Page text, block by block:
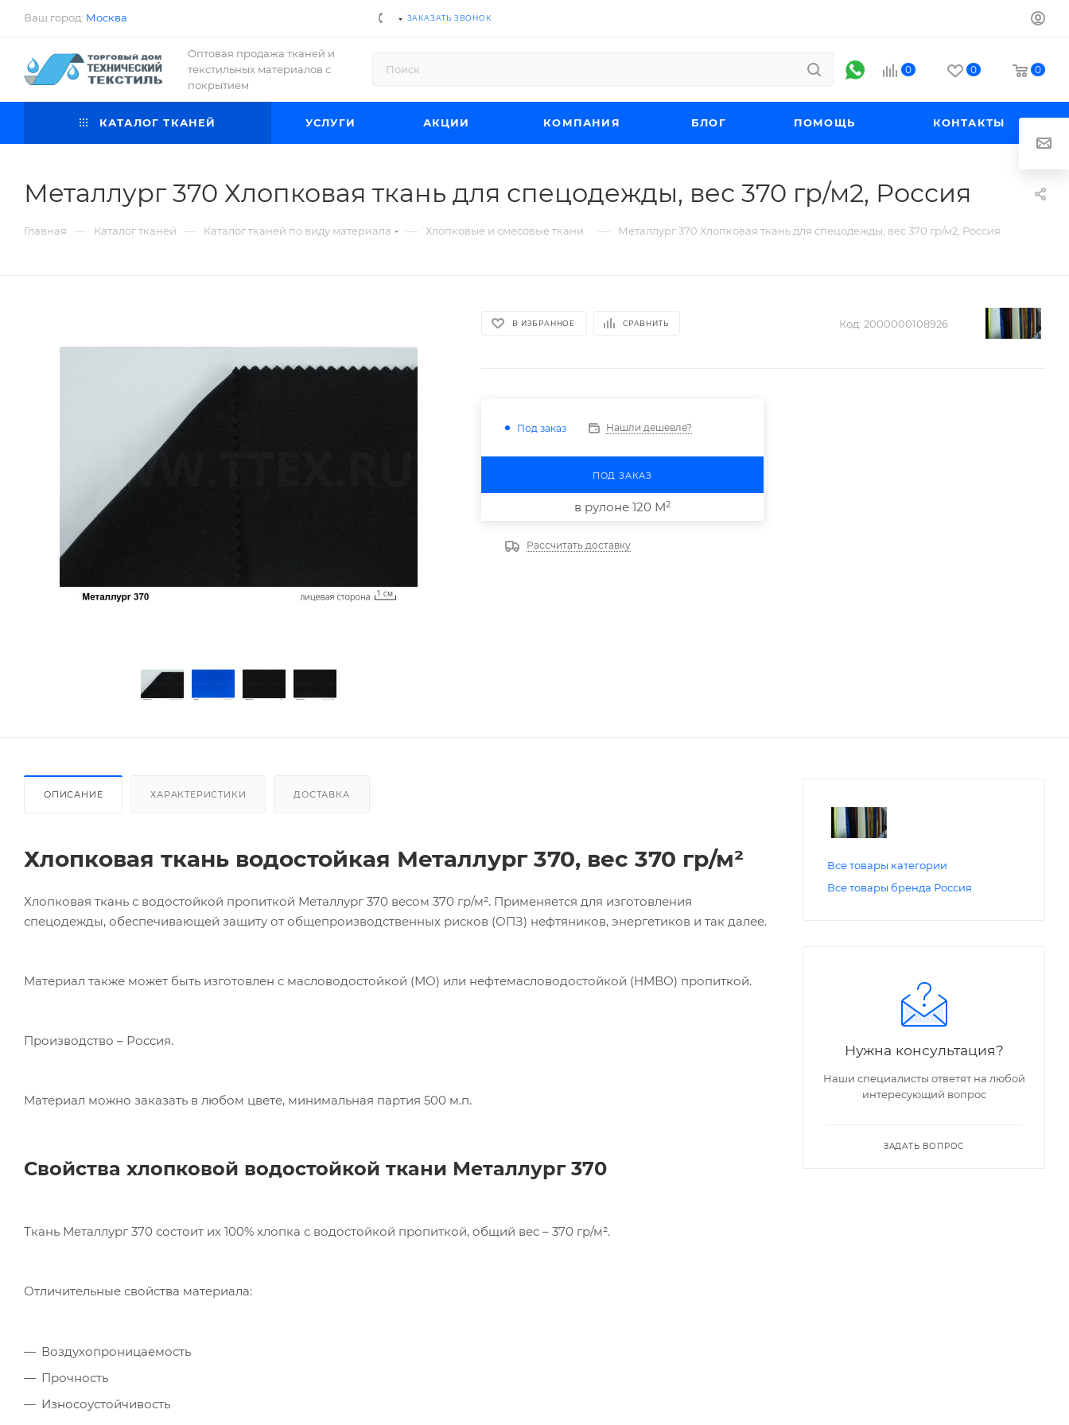
Ваш город: Москва ЗАКАЗАТЬ ЗВОНОК
Оптовая продажа тканей и
текстильных материалов с
покрытием
0 0 0
КАТАЛОГ ТКАНЕЙ УСЛУГИ АКЦИИ КОМПАНИЯ БЛОГ ПОМОЩЬ КОНТАКТЫ
Металлург 370 Хлопковая ткань для спецодежды, вес 370 гр/м2, Россия
Главная — Каталог тканей — Каталог тканей по виду материала — Хлопковые и смесовые ткани — Металлург 370 Хлопковая ткань для спецодежды, вес 370 гр/м2, Россия
В ИЗБРАННОЕ СРАВНИТЬ Код: 2000000108926
Под заказ Нашли дешевле?
ПОД ЗАКАЗ
в рулоне 120 М2
Рассчитать доставку
ОПИСАНИЕ ХАРАКТЕРИСТИКИ ДОСТАВКА
Хлопковая ткань водостойкая Металлург 370, вес 370 гр/м²
Хлопковая ткань с водостойкой пропиткой Металлург 370 весом 370 гр/м². Применяется для изготовления
спецодежды, обеспечивающей защиту от общепроизводственных рисков (ОПЗ) нефтяников, энергетиков и так далее.
Материал также может быть изготовлен с масловодостойкой (МО) или нефтемасловодостойкой (НМВО) пропиткой.
Производство – Россия.
Материал можно заказать в любом цвете, минимальная партия 500 м.п.
Свойства хлопковой водостойкой ткани Металлург 370
Ткань Металлург 370 состоит их 100% хлопка с водостойкой пропиткой, общий вес – 370 гр/м².
Отличительные свойства материала:
Воздухопроницаемость
Прочность
Износоустойчивость
Все товары категории
Все товары бренда Россия
Нужна консультация?
Наши специалисты ответят на любой
интересующий вопрос
ЗАДАТЬ ВОПРОС